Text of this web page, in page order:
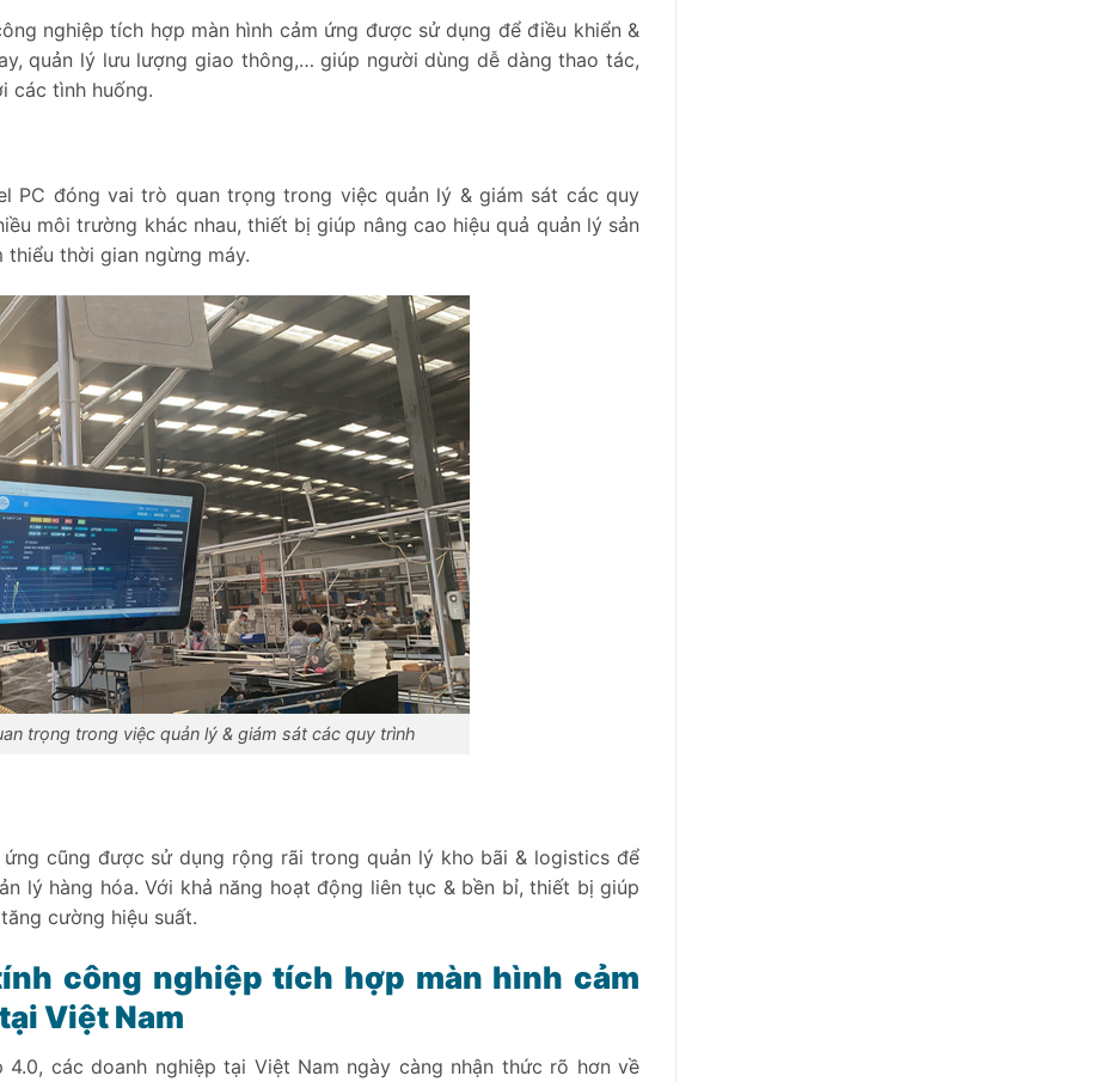
nghiệp tích hợp màn hình cảm ứng được sử dụng để điều khiển &
quản lý lưu lượng giao thông,… giúp người dùng dễ dàng thao tác,
các tình huống.
PC đóng vai trò quan trọng trong việc quản lý & giám sát các quy
môi trường khác nhau, thiết bị giúp nâng cao hiệu quả quản lý sản
thời gian ngừng máy.
trọng trong việc quản lý & giám sát các quy trình
cũng được sử dụng rộng rãi trong quản lý kho bãi & logistics để
lý hàng hóa. Với khả năng hoạt động liên tục & bền bỉ, thiết bị giúp
cường hiệu suất.
công nghiệp tích hợp màn hình cảm
Việt Nam
các doanh nghiệp tại Việt Nam ngày càng nhận thức rõ hơn về